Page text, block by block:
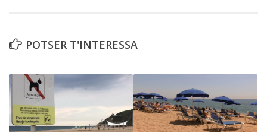
POTSER T'INTERESSA